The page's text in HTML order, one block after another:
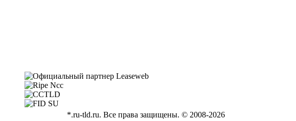
*.ru-tld.ru. Все права защищены. © 2008-2026